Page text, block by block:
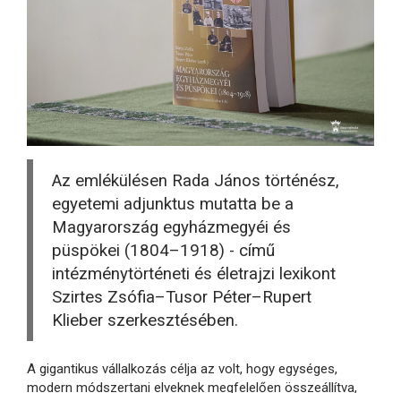
Az emlékülésen Rada János történész,
egyetemi adjunktus mutatta be a
Magyarország egyházmegyéi és
püspökei (1804–1918) - című
intézménytörténeti és életrajzi lexikont
Szirtes Zsófia–Tusor Péter–Rupert
Klieber szerkesztésében.
A gigantikus vállalkozás célja az volt, hogy egységes,
modern módszertani elveknek megfelelően összeállítva,